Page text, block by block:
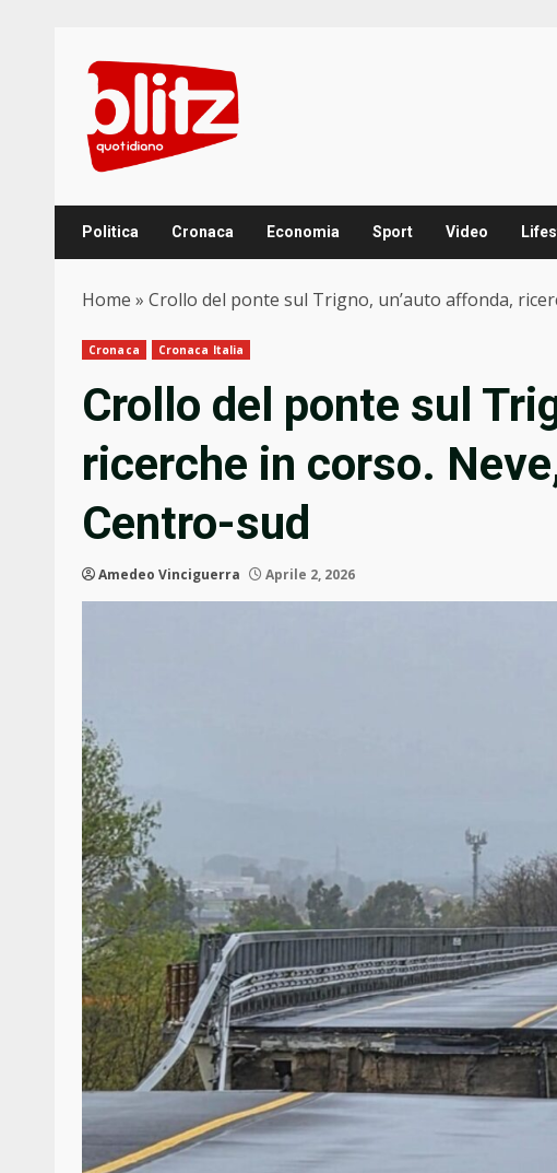
content
Politica Cronaca Economia Sport Video
Home » Crollo del ponte sul Trigno, un’auto affonda,
Cronaca Cronaca Italia
Crollo del ponte sul
ricerche in corso.
Centro-sud
Amedeo Vinciguerra Aprile 2, 2026